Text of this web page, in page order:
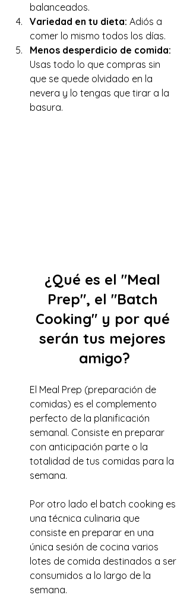
balanceados.
Variedad en tu dieta: Adiós a
comer lo mismo todos los días.
Menos desperdicio de comida:
Usas todo lo que compras sin
que se quede olvidado en la
nevera y lo tengas que tirar a la
basura.
¿Qué es el "Meal
Prep", el "Batch
Cooking" y por qué
serán tus mejores
amigo?
El Meal Prep (preparación de
comidas) es el complemento
perfecto de la planificación
semanal. Consiste en preparar
con anticipación parte o la
totalidad de tus comidas para la
semana.
Por otro lado el batch cooking es
una técnica culinaria que
consiste en preparar en una
única sesión de cocina varios
lotes de comida destinados a ser
consumidos a lo largo de la
semana.